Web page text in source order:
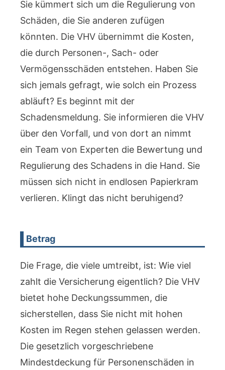
Sie kümmert sich um die Regulierung von
Schäden, die Sie anderen zufügen
könnten. Die VHV übernimmt die Kosten,
die durch Personen-, Sach- oder
Vermögensschäden entstehen. Haben Sie
sich jemals gefragt, wie solch ein Prozess
abläuft? Es beginnt mit der
Schadensmeldung. Sie informieren die VHV
über den Vorfall, und von dort an nimmt
ein Team von Experten die Bewertung und
Regulierung des Schadens in die Hand. Sie
müssen sich nicht in endlosen Papierkram
verlieren. Klingt das nicht beruhigend?
Betrag
Die Frage, die viele umtreibt, ist: Wie viel
zahlt die Versicherung eigentlich? Die VHV
bietet hohe Deckungssummen, die
sicherstellen, dass Sie nicht mit hohen
Kosten im Regen stehen gelassen werden.
Die gesetzlich vorgeschriebene
Mindestdeckung für Personenschäden in